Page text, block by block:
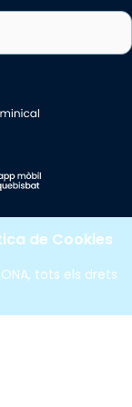
dits»,
tots els drets
de Cookies